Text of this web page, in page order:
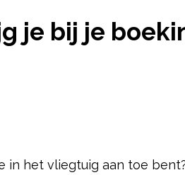
je bij je
in het vliegtuig aan toe